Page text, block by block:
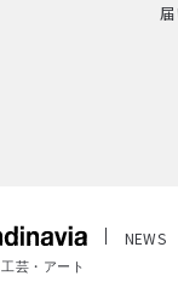
芸・アート
NEWS